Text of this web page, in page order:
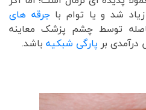
زیاد شد و یا توام باجرقه های
توسط چشم پزشک معاینه
بر پارگی شبکیه باشد.